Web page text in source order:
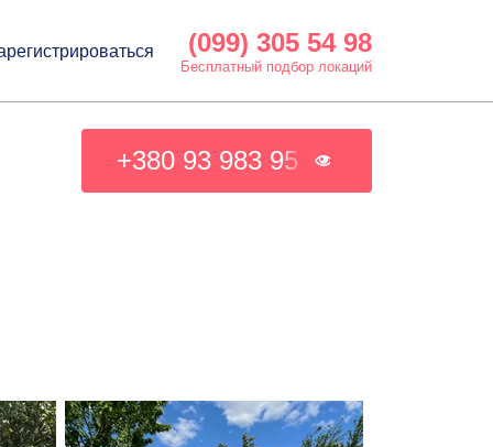
(099) 305 54 98
Бесплатный подбор локаций
+380 93 983 95